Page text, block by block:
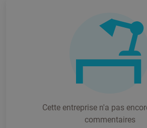
Cette entreprise n'a pas
commentaires